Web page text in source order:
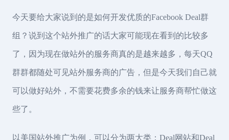
今天要给大家说到的是如何开发优质的Facebook Deal群
组？说到这个站外推广的话大家可能现在看到的比较多
了，因为现在做站外的服务商真的是越来越多，每天QQ
群群都随处可见站外服务商的广告，但是今天我们自己就
可以做好站外，不需要花费多余的钱来让服务商帮忙做这
些了。
以美国站外推广为例，可以分为两大类：Deal网站和Deal